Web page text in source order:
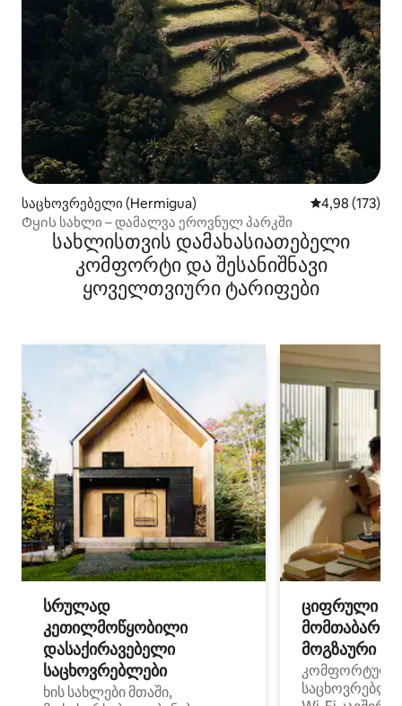
საცხოვრებელი (Hermigua) საშუალო
4,98 (173)
Ტყის სახლი – დამალვა ეროვნულ პარკში
სახლისთვის დამახასიათებელი
კომფორტი და შესანიშნავი
ყოველთვიური ტარიფები
სრულად
კეთილმოწყობილი
დასაქირავებელი
საცხოვრებლები
ხის სახლები მთაში,
ციფრული
მოგზაური
კომფორტული